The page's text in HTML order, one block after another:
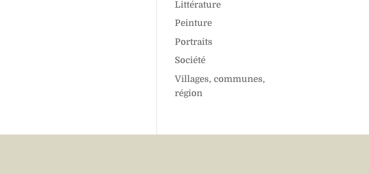
Littérature
Peinture
Portraits
Société
Villages, communes,
région